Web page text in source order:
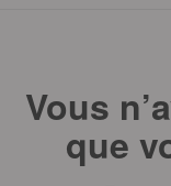
Vous
que